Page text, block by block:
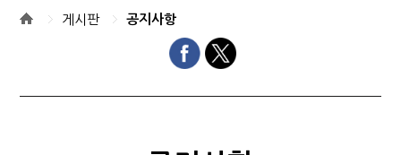
게시판 공지사항